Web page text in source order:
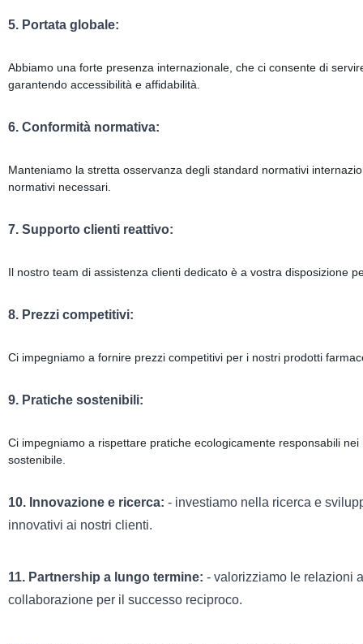
5. Portata globale:
Abbiamo una forte presenza internazionale, che ci consente di
garantendo accessibilità e affidabilità.
6. Conformità normativa:
Manteniamo la stretta osservanza degli standard normativi
normativi necessari.
7. Supporto clienti reattivo:
Il nostro team di assistenza clienti dedicato è a vostra disposizione
8. Prezzi competitivi:
Ci impegniamo a fornire prezzi competitivi per i nostri prodotti
9. Pratiche sostenibili:
Ci impegniamo a rispettare pratiche ecologicamente responsabili
sostenibile.
10. Innovazione e ricerca: - investiamo nella ricerca e
innovativi ai nostri clienti.
11. Partnership a lungo termine: - valorizziamo le relazioni
collaborazione per il successo reciproco.